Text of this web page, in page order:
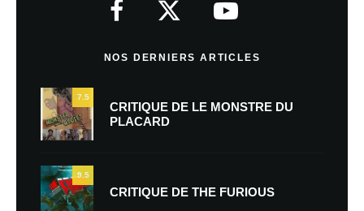
NOS DERNIERS ARTICLES
7.5
CRITIQUE DE LE MONSTRE DU
PLACARD
9.5
CRITIQUE DE THE FURIOUS